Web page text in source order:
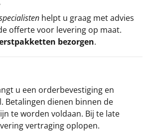
helpt u graag met advies
offerte voor levering op maat.
bezorgen.
u een orderbevestiging en
Betalingen dienen binnen de
te worden voldaan. Bij te late
vertraging oplopen.